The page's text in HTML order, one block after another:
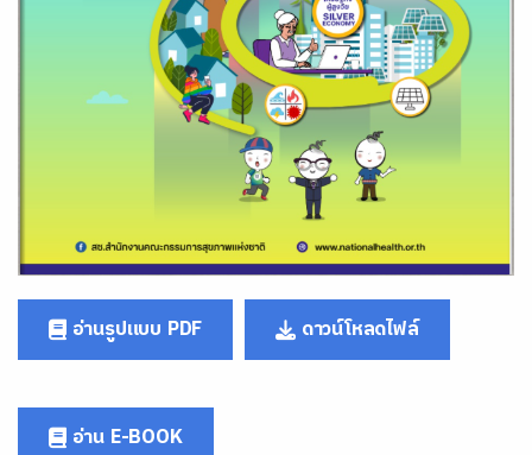
อ่านรูปแบบ PDF ดาวน์โหลดไฟล์
อ่าน E-BOOK